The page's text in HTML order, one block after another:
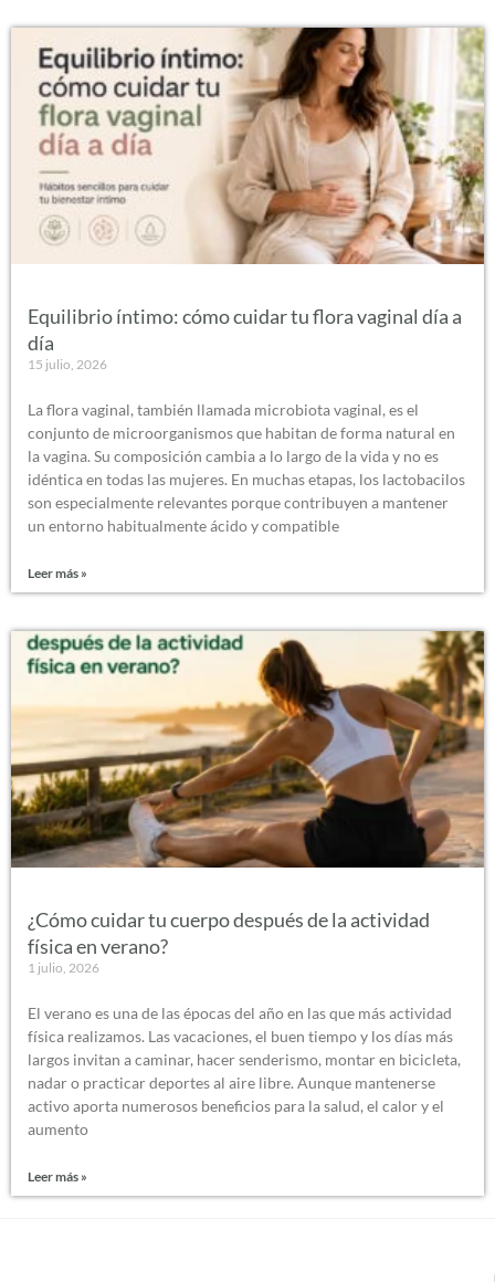
Equilibrio íntimo: cómo cuidar tu flora vaginal día a
día
15 julio, 2026
La flora vaginal, también llamada microbiota vaginal, es el
conjunto de microorganismos que habitan de forma natural en
la vagina. Su composición cambia a lo largo de la vida y no es
idéntica en todas las mujeres. En muchas etapas, los lactobacilos
son especialmente relevantes porque contribuyen a mantener
un entorno habitualmente ácido y compatible
Leer más »
¿Cómo cuidar tu cuerpo después de la actividad
física en verano?
1 julio, 2026
El verano es una de las épocas del año en las que más actividad
física realizamos. Las vacaciones, el buen tiempo y los días más
largos invitan a caminar, hacer senderismo, montar en bicicleta,
nadar o practicar deportes al aire libre. Aunque mantenerse
activo aporta numerosos beneficios para la salud, el calor y el
aumento
Leer más »